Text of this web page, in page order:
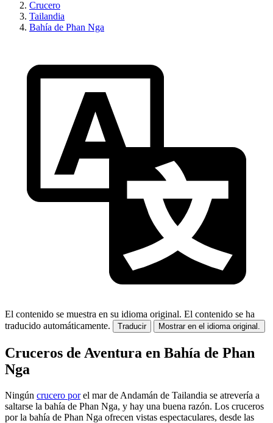
Crucero
Tailandia
Bahía de Phan Nga
El contenido se muestra en su idioma original. El contenido se ha
traducido automáticamente.
Traducir Mostrar en el idioma original.
Cruceros de Aventura en Bahía de Phan
Nga
Ningún crucero porel mar de Andamán de Tailandia se atrevería a
saltarse la bahía de Phan Nga, y hay una buena razón. Los cruceros
por la bahía de Phan Nga ofrecen vistas espectaculares, desde las